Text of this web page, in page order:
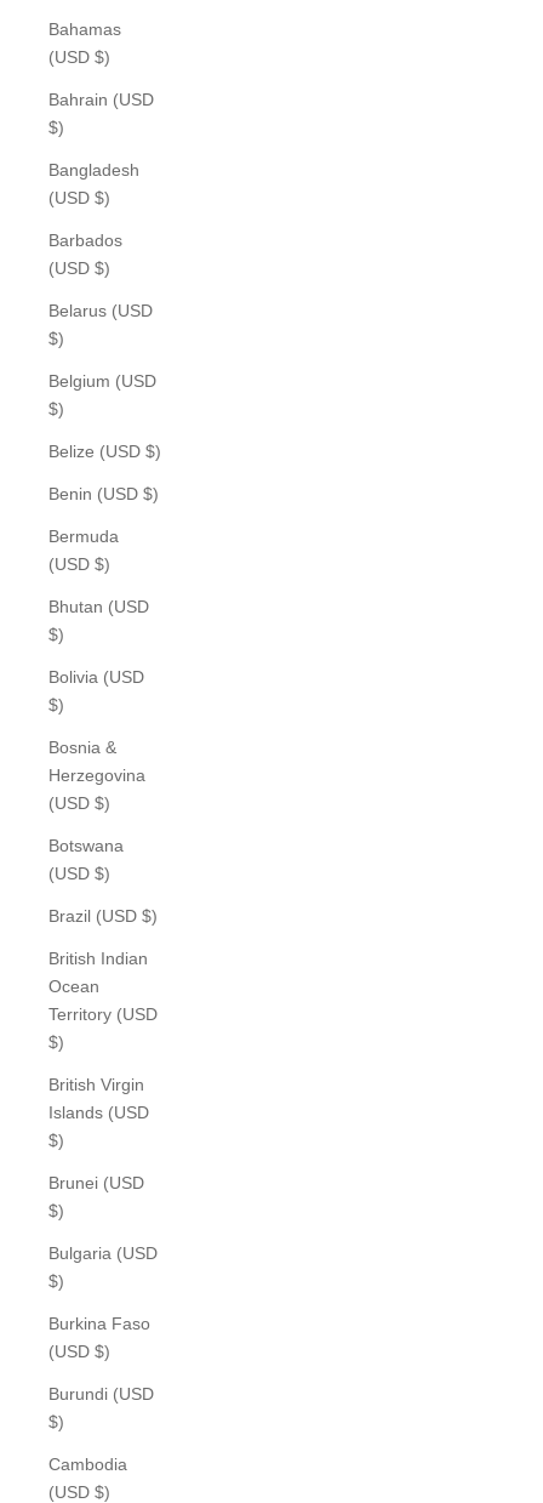
Bahamas
(USD $)
Bahrain (USD
$)
Bangladesh
(USD $)
Barbados
(USD $)
Belarus (USD
$)
Belgium (USD
$)
Belize (USD $)
Benin (USD $)
Bermuda
(USD $)
Bhutan (USD
$)
Bolivia (USD
$)
Bosnia &
Herzegovina
(USD $)
Botswana
(USD $)
Brazil (USD $)
British Indian
Ocean
Territory (USD
$)
British Virgin
Islands (USD
$)
Brunei (USD
$)
Bulgaria (USD
$)
Burkina Faso
(USD $)
Burundi (USD
$)
Cambodia
(USD $)